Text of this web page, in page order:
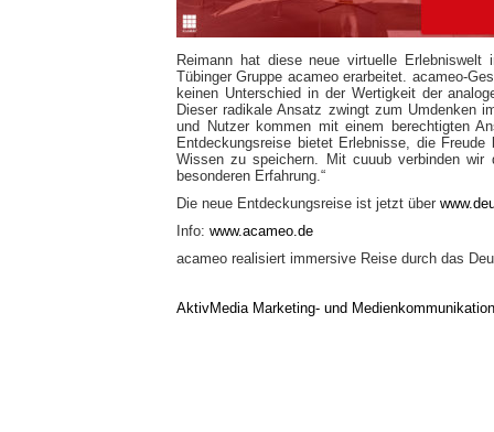
Reimann hat diese neue virtuelle
Tübinger Gruppe acameo erarbeitet. acameo-
keinen Unterschied in der Wertigkeit der
Dieser radikale Ansatz zwingt zum Umdenken
und Nutzer kommen mit einem berechtigten
Entdeckungsreise bietet Erlebnisse, die
Wissen zu speichern. Mit cuuub verbinden
besonderen Erfahrung.“
Die neue Entdeckungsreise ist jetzt über
Info: www.acameo.de
acameo realisiert immersive Reise durch das
AktivMedia Marketing- und